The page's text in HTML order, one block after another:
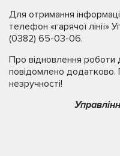
Для отримання
телефон «гарячої лінії»
(0382) 65-03-06.
Про відновлення роботи
повідомлено додатково.
незручності!